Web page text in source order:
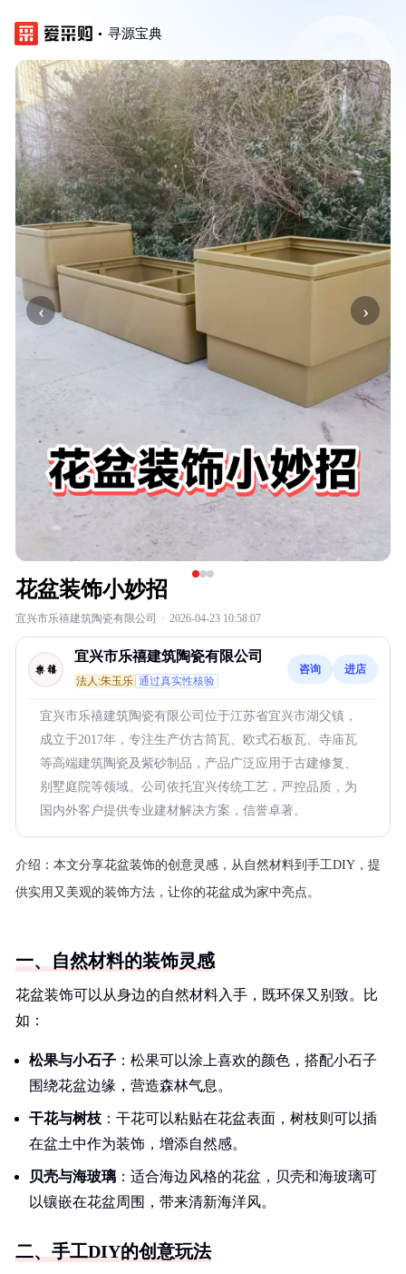
寻源宝典
‹ ›
花盆装饰小妙招
宜兴市乐禧建筑陶瓷有限公司 · 2026-04-23 10:58:07
宜兴市乐禧建筑陶瓷有限公司
法人:朱玉乐 通过真实性核验
咨询 进店
宜兴市乐禧建筑陶瓷有限公司位于江苏省宜兴市湖父镇，
成立于2017年，专注生产仿古筒瓦、欧式石板瓦、寺庙瓦
等高端建筑陶瓷及紫砂制品，产品广泛应用于古建修复、
别墅庭院等领域。公司依托宜兴传统工艺，严控品质，为
国内外客户提供专业建材解决方案，信誉卓著。
介绍： 本文分享花盆装饰的创意灵感，从自然材料到手工DIY，提
供实用又美观的装饰方法，让你的花盆成为家中亮点。
一、自然材料的装饰灵感
花盆装饰可以从身边的自然材料入手，既环保又别致。比
如：
松果与小石子 ：松果可以涂上喜欢的颜色，搭配小石子
围绕花盆边缘，营造森林气息。
干花与树枝 ：干花可以粘贴在花盆表面，树枝则可以插
在盆土中作为装饰，增添自然感。
贝壳与海玻璃 ：适合海边风格的花盆，贝壳和海玻璃可
以镶嵌在花盆周围，带来清新海洋风。
二、手工DIY的创意玩法